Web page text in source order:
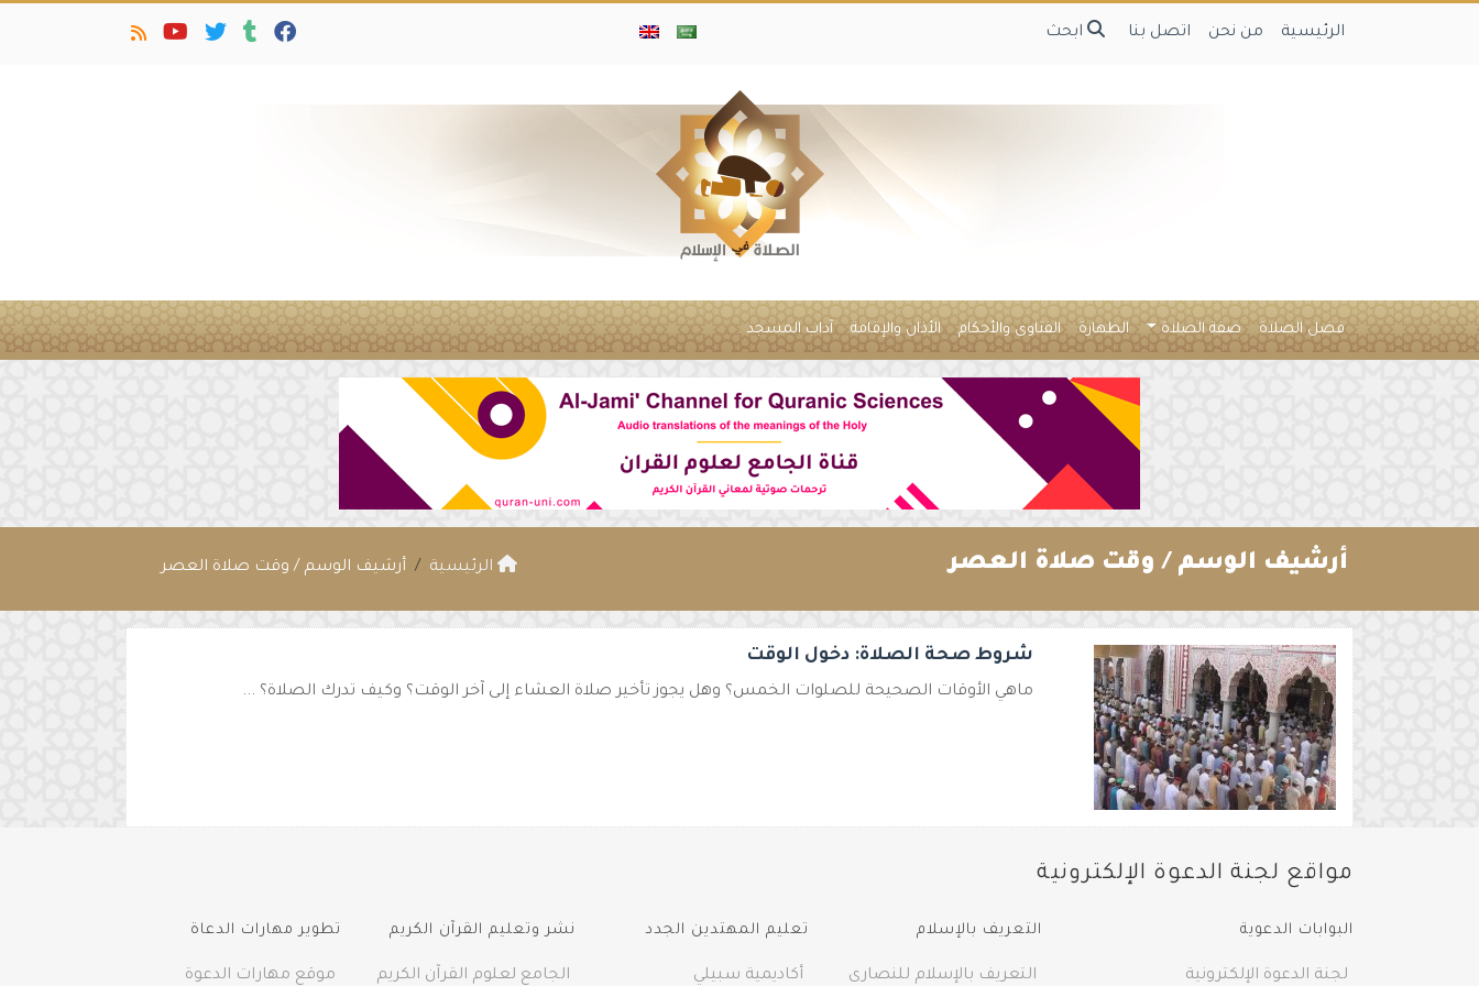
الرئيسية من نحن اتصل بنا ابحث
فضل الصلاة صفة الصلاة الطهارة الفتاوى والأحكام الأذان والإقامة آداب المسجد
أرشيف الوسم / وقت صلاة العصر الرئيسية أرشيف الوسم / وقت صلاة العصر
شروط صحة الصلاة: دخول الوقت
ماهي الأوقات الصحيحة للصلوات الخمس؟ وهل يجوز تأخير صلاة العشاء إلى آخر الوقت؟ وكيف تدرك الصلاة؟ ...
مواقع لجنة الدعوة الإلكترونية
البوابات الدعوية
لجنة الدعوة الإلكترونية
التعريف بالإسلام
التعريف بالإسلام للنصارى
تعليم المهتدين الجدد
أكاديمية سبيلي
نشر وتعليم القرآن الكريم
الجامع لعلوم القرآن الكريم
تطوير مهارات الدعاة
موقع مهارات الدعوة